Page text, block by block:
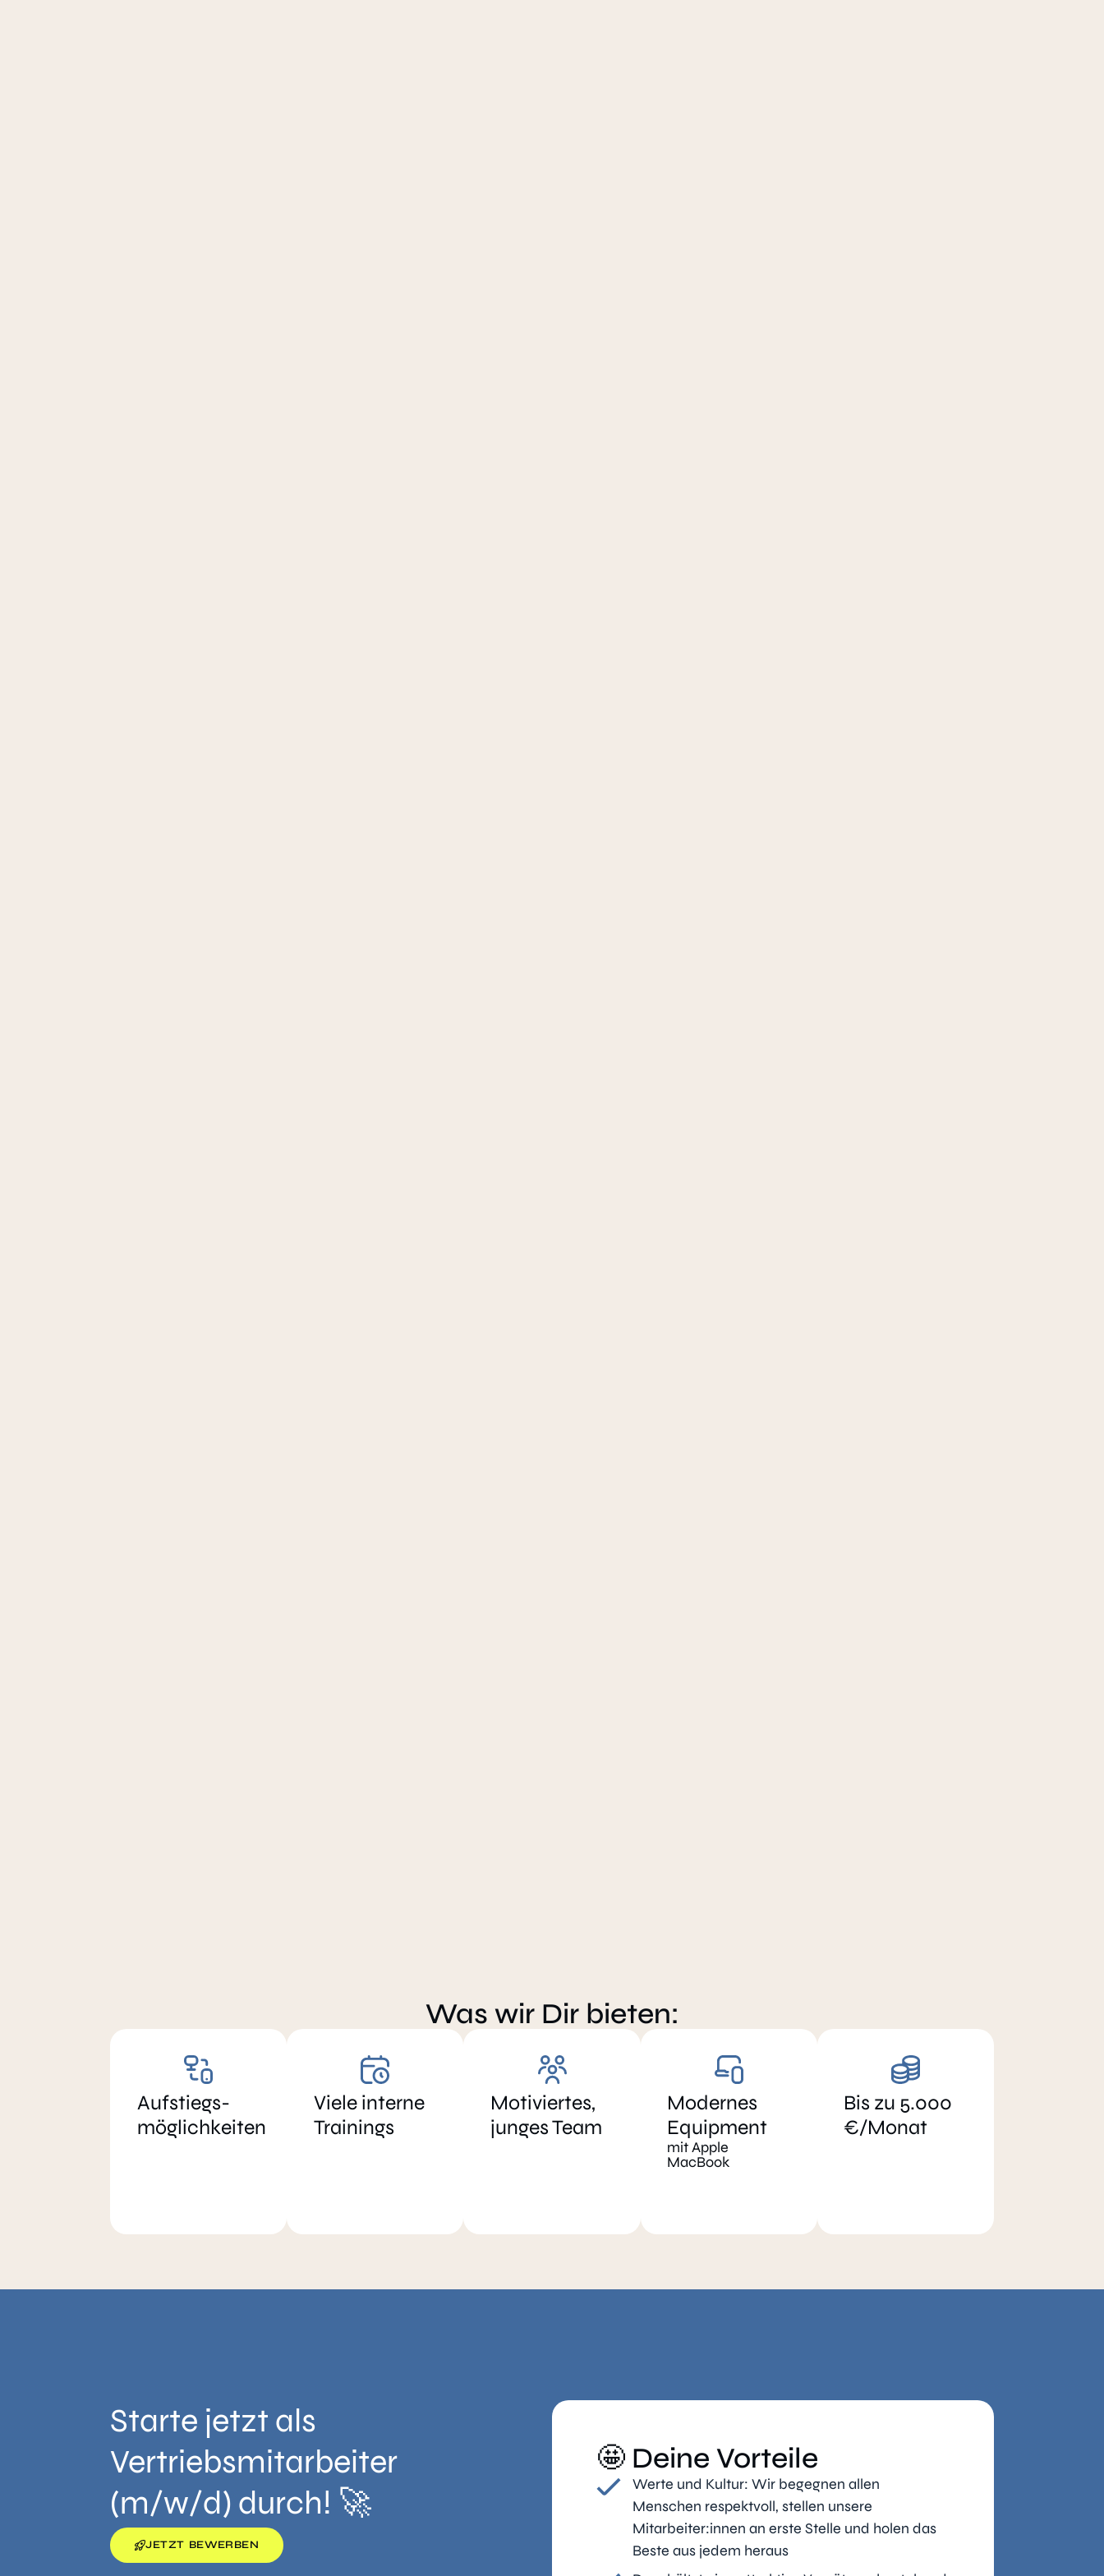
Was wir Dir bieten:
Aufstiegs-
möglichkeiten
Viele interne
Trainings
Motiviertes,
junges Team
Modernes
Equipment
mit Apple
MacBook
Bis zu 5.000
€/Monat
Starte jetzt als
Vertriebsmitarbeiter
(m/w/d) durch! 🚀
JETZT BEWERBEN
🤩 Deine Vorteile
Werte und Kultur: Wir begegnen allen
Menschen respektvoll, stellen unsere
Mitarbeiter:innen an erste Stelle und holen das
Beste aus jedem heraus